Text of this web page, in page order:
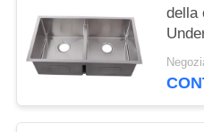
della
della